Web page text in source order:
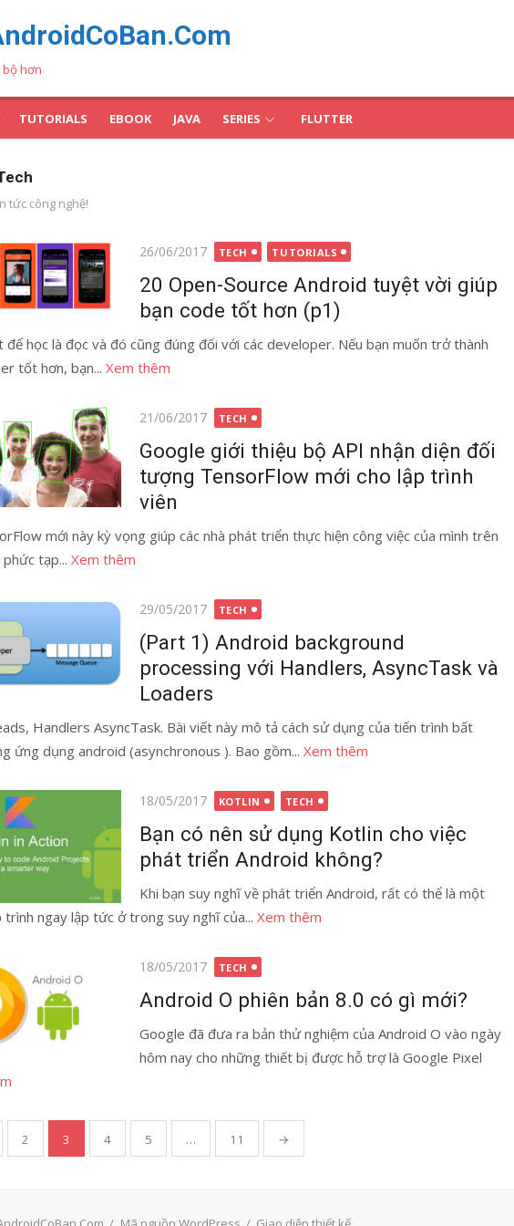
bộ hơn
TUTORIALS EBOOK JAVA SERIES FLUTTER
tức công nghệ!
Đăng
26/06/2017 TECH TUTORIALS
20 Open-Source Android tuyệt vời giúp
bạn code tốt hơn (p1)
để học là đọc và đó cũng đúng đối với các developer. Nếu bạn muốn trở thành
tốt hơn, bạn... Xem thêm
Đăng
21/06/2017 TECH
Google giới thiệu bộ API nhận diện đối
tượng TensorFlow mới cho lập trình
viên
mới này kỳ vọng giúp các nhà phát triển thực hiện công việc của mình trên
tạp... Xem thêm
Đăng
vào
29/05/2017 TECH
(Part 1) Android background
processing với Handlers, AsyncTask và
Loaders
Handlers AsyncTask. Bài viết này mô tả cách sử dụng của tiến trình bất
ứng dụng android (asynchronous ). Bao gồm... Xem thêm
Đăng
18/05/2017 KOTLIN TECH
Bạn có nên sử dụng Kotlin cho việc
phát triển Android không?
Khi bạn suy nghĩ về phát triển Android, rất có thể là một
trình ngay lập tức ở trong suy nghĩ của... Xem thêm
Đăng
18/05/2017 TECH
Android O phiên bản 8.0 có gì mới?
Google đã đưa ra bản thử nghiệm của Android O vào ngày
hôm nay cho những thiết bị được hỗ trợ là Google Pixel
2 3 4 5 … 11 →